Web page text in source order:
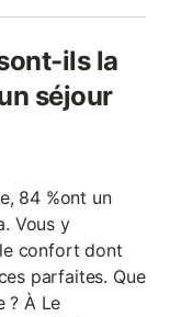
ils la
séjour
84 %ont un
Vous y
confort dont
parfaites. Que
? À Le